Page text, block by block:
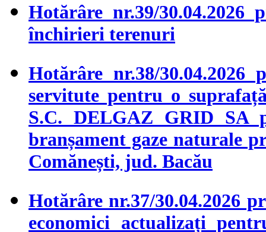
Hotărâre nr.39/
închirieri terenuri
Hotărâre nr.38/
servitute pentru o
S.C. DELGAZ GRID SA
branșament gaze naturale
Comănești, jud. Bacău
Hotărâre nr.37/30.04.2026
economici actualizați